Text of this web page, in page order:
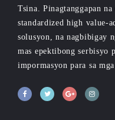
Tsina. Pinagtanggapan
standardized high value-
solusyon, na nagbibigay
mas epektibong serbisyo
impormasyon para sa